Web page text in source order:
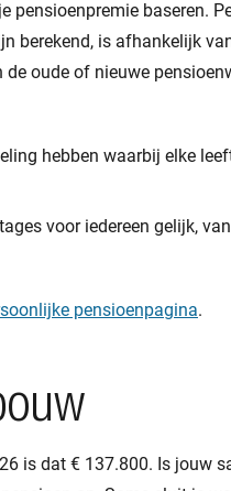
pensioenpremie baseren.
berekend, is afhankelijk
oude of nieuwe
hebben waarbij elke
voor iedereen gelijk,
pensioenpagina.
is dat € 137.800. Is jouw